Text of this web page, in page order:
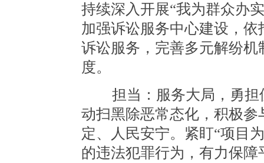
持续深入开展“我为群众办
加强诉讼服务中心建设，
诉讼服务，完善多元解纷
度。
担当：服务大局，勇担
动扫黑除恶常态化，积极
定、人民安宁。紧盯“项目
的违法犯罪行为，有力保